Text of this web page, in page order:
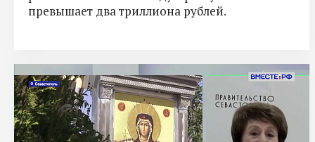
превышает два триллиона рублей.